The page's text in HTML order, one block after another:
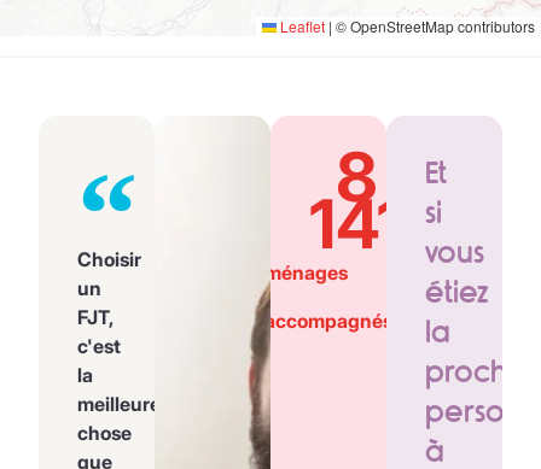
Leaflet | © OpenStreetMap contributors
Choisir
un
FJT,
c'est
la
meilleure
chose
que
ménages
accompagnés
8
141
Et
si
vous
étiez
la
à